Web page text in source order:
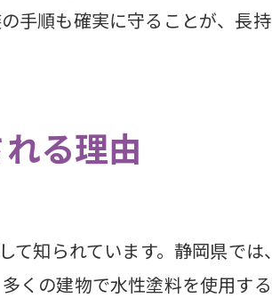
と注意点
方
選ばれる理由
手順も確実に守ることが、長
る理由
て知られています。静岡県で
くの建物で水性塗料を使用す